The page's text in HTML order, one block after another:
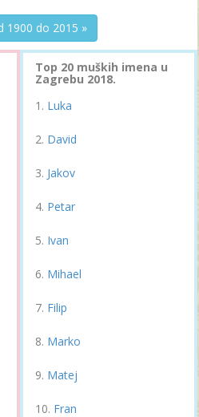
1900 do 2015 »
Top 20 muških imena u
Zagrebu 2018.
Luka
David
Jakov
Petar
Ivan
Mihael
Filip
Marko
Matej
Fran